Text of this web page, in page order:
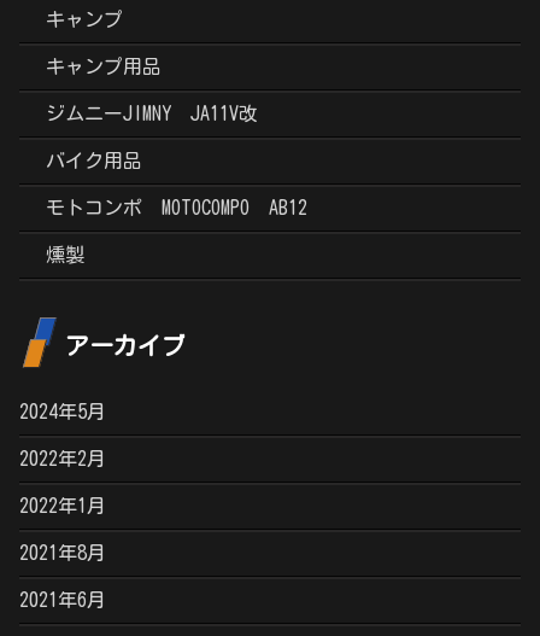
キャンプ
キャンプ用品
ジムニーJIMNY JA11V改
バイク用品
モトコンポ MOTOCOMPO AB12
燻製
アーカイブ
2024年5月
2022年2月
2022年1月
2021年8月
2021年6月